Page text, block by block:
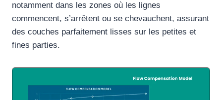
notamment dans les zones où les lignes
commencent, s’arrêtent ou se chevauchent, assurant
des couches parfaitement lisses sur les petites et
fines parties.